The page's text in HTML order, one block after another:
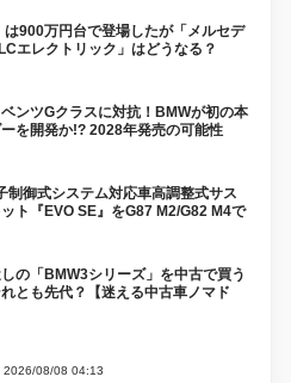
は900万円台で登場したが「メルセデ
エレクトリック」はどうなる？
ンツGクラスに対抗！BMWが初の本
を開発か!? 2028年発売の可能性
制御式システム対応車高調整式サス
ト『EVO SE』をG87 M2/G82 M4で
の「BMW3シリーズ」を中古で買う
とも先代？【迷える中古車ノマド
2026/08/08 04:13